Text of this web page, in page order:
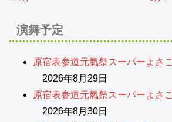
演舞予定
原宿表参道元氣祭スーパーよさ
2026年8月29日
原宿表参道元氣祭スーパーよさ
2026年8月30日